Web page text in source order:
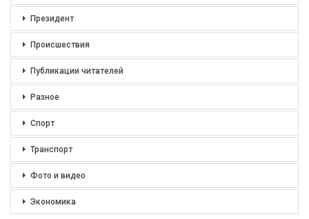
Президент
Происшествия
Публикации читателей
Разное
Спорт
Транспорт
Фото и видео
Экономика